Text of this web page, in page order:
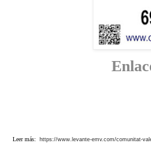
Leer más: https://www.levante-emv.com/comunitat-